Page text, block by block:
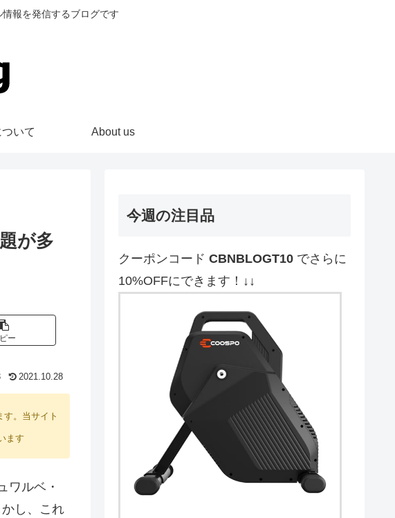
報を発信するブログです
いて About us
が多
ー
2021.10.28
。当サイト
ます
ワルベ・
し、これ
今週の注目品
クーポンコード CBNBLOGT10 でさらに
10%OFFにできます！↓↓